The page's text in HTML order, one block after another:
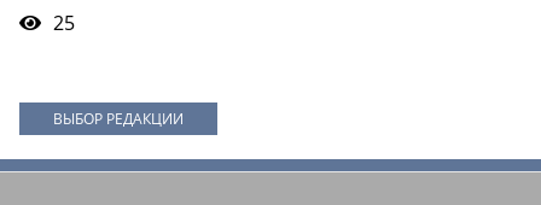
25
ВЫБОР РЕДАКЦИИ